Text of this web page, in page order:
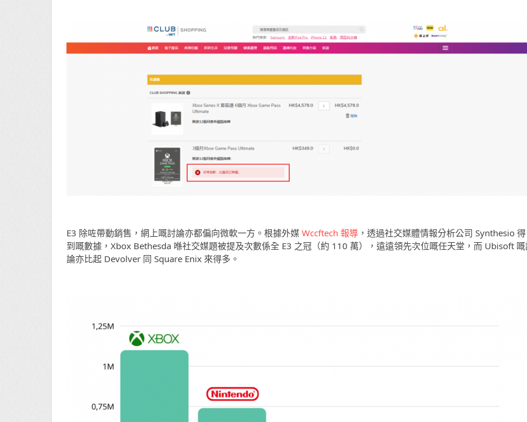
E3 除咗帶動銷售，網上嘅討論亦都偏向微軟一方。根據外媒 Wccftech 報導 ，透過社交媒體情報分析公司 Synthesio 得
到嘅數據，Xbox Bethesda 喺社交媒題被提及次數係全 E3 之冠（約 110 萬），遠遠領先次位嘅任天堂，而 Ubisoft
論亦比起 Devolver 同 Square Enix 來得多。